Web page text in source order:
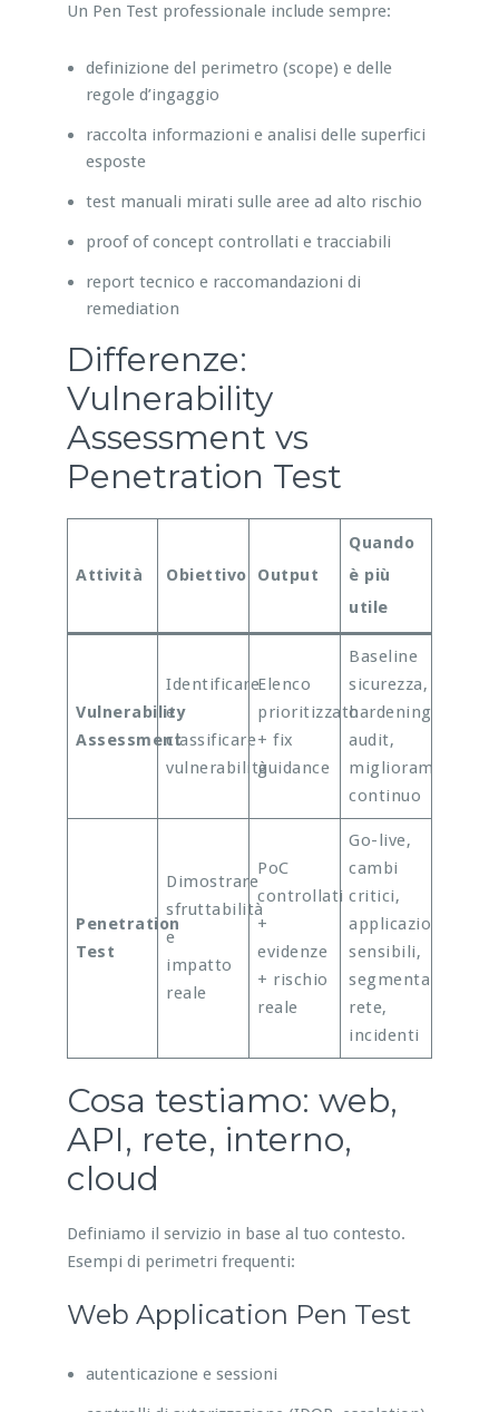
Un Pen Test professionale include sempre:
definizione del perimetro (scope) e delle
regole d’ingaggio
raccolta informazioni e analisi delle superfici
esposte
test manuali mirati sulle aree ad alto rischio
proof of concept controllati e tracciabili
report tecnico e raccomandazioni di
remediation
Differenze:
Vulnerability
Assessment vs
Penetration Test
Attività Obiettivo Output
Quando
è più
utile
Vulnerability
Assessment
Identificare
e
classificare
vulnerabilità
Elenco
prioritizzato
+ fix
guidance
Baseline
sicurezza,
hardening,
audit,
miglioramento
continuo
Penetration
Test
Dimostrare
sfruttabilità
e
impatto
reale
PoC
controllati
+
evidenze
+ rischio
reale
Go-live,
cambi
critici,
applicazioni
sensibili,
segmentazione
rete,
incidenti
Cosa testiamo: web,
API, rete, interno,
cloud
Definiamo il servizio in base al tuo contesto.
Esempi di perimetri frequenti:
Web Application Pen Test
autenticazione e sessioni